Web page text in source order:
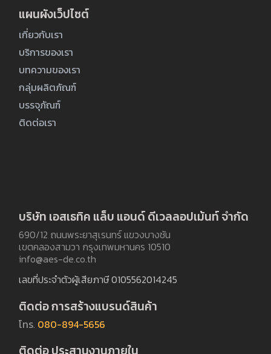
แผนผังเว็ปไซต์
เกี่ยวกับเรา
บริการของเรา
บทความของเรา
กลุ่มผลิตภัณฑ์
บรรจุภัณฑ์
ติดต่อเรา
บริษัท เอสเธทิค แล็บ แอนด์ ดีเวลลอปเม้นท์ จำกัด
690/12 ถนนพระยาสุเรนทร์ แขวงบางชัน
เขตคลองสามวา กรุงเทพมหานคร 10510
info@aes-de.co.th
เลขที่ประจำตัวผู้เสียภาษี 0105562014245
ติดต่อ การสร้างแบรนด์สินค้า
โทร. 080-894-5656